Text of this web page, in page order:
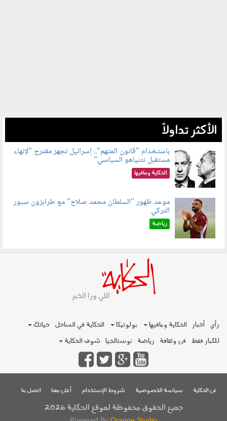
الأكثر تداولاً
090801.jpg
باستخدام "قانون المتهم".. إسرائيل تجهز مقترح "لإنهاء
مستقبل نتنياهو السياسي"
الحكاية ومافيها
090802.jpg
موعد ظهور "السلطان محمد صلاح" مع طرابزون سبور
التركي
رياضة
رأي أخبار الحكاية ومافيها بولوتيكا الحكاية في الساحل
حياتك
للكبار فقط فن وثقافة رياضة نوستالجيا شوف الحكاية
عن الحكاية سياسة الخصوصية شروط الإستخدام أعلن معنا اتصل بنا
جميع الحقوق محفوظة لموقع الحكاية 2026